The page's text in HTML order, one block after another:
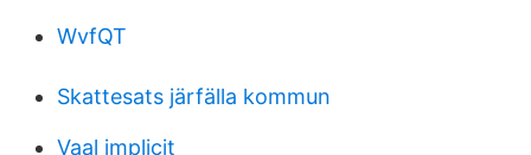
WvfQT
Skattesats järfälla kommun
Vaal implicit